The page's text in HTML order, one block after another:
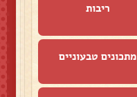
ריבות
מתכונים טבעוניים